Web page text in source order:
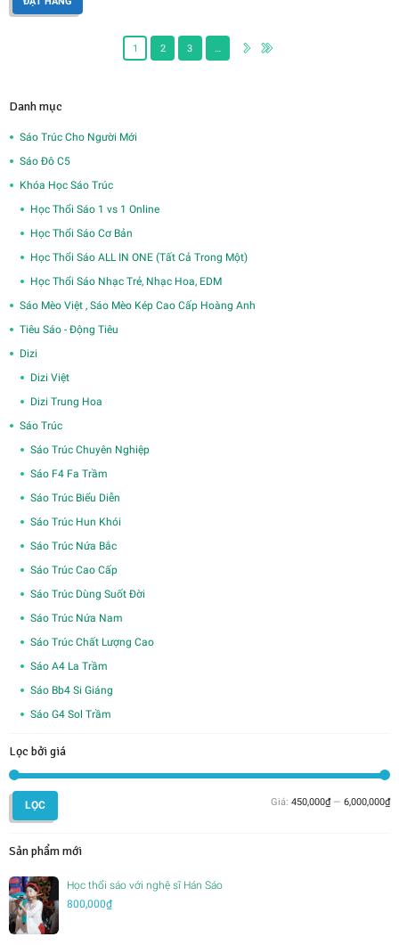
1 2 3
Danh mục
Sáo Trúc Cho Người Mới
Sáo Đô C5
Khóa Học Sáo Trúc
Học Thổi Sáo 1 vs 1 Online
Học Thổi Sáo Cơ Bản
Học Thổi Sáo ALL IN ONE (Tất Cả Trong Một)
Học Thổi Sáo Nhạc Trẻ, Nhạc Hoa, EDM
Sáo Mèo Việt , Sáo Mèo Kép Cao Cấp Hoàng Anh
Tiêu Sáo - Động Tiêu
Dizi
Dizi Việt
Dizi Trung Hoa
Sáo Trúc
Sáo Trúc Chuyên Nghiệp
Sáo F4 Fa Trầm
Sáo Trúc Biểu Diễn
Sáo Trúc Hun Khói
Sáo Trúc Nứa Bắc
Sáo Trúc Cao Cấp
Sáo Trúc Dùng Suốt Đời
Sáo Trúc Nứa Nam
Sáo Trúc Chất Lượng Cao
Sáo A4 La Trầm
Sáo Bb4 Si Giáng
Sáo G4 Sol Trầm
Lọc bởi giá
LỌC Giá: 450,000₫— 6,000,000₫
Sản phẩm mới
Học thổi sáo với nghệ sĩ Hán Sáo
800,000₫